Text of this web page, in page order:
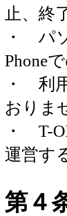
止、終
・ パ
Phone
・ 利
おりま
・ T-
運営す
第４